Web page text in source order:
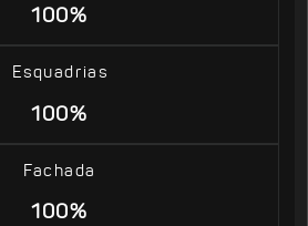
100%
Esquadrias
100%
Fachada
100%